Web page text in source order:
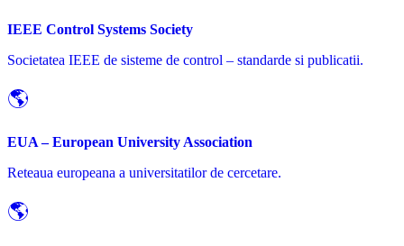
IEEE Control Systems Society
Societatea IEEE de sisteme de control – standarde si publicatii.
🌎
EUA – European University Association
Reteaua europeana a universitatilor de cercetare.
🌎